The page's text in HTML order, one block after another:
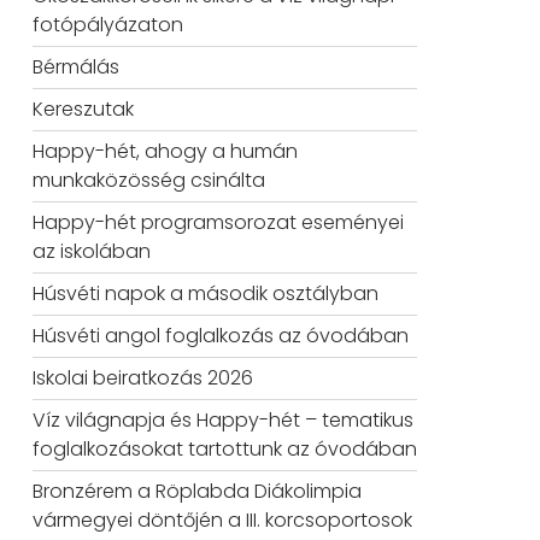
fotópályázaton
Bérmálás
Kereszutak
Happy-hét, ahogy a humán
munkaközösség csinálta
Happy-hét programsorozat eseményei
az iskolában
Húsvéti napok a második osztályban
Húsvéti angol foglalkozás az óvodában
Iskolai beiratkozás 2026
Víz világnapja és Happy-hét – tematikus
foglalkozásokat tartottunk az óvodában
Bronzérem a Röplabda Diákolimpia
vármegyei döntőjén a III. korcsoportosok